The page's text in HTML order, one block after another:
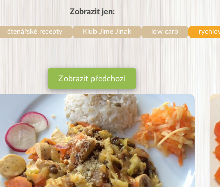
Zobrazit jen:
čtenářské recepty Klub Jíme Jinak low carb
Zobrazit předchozí